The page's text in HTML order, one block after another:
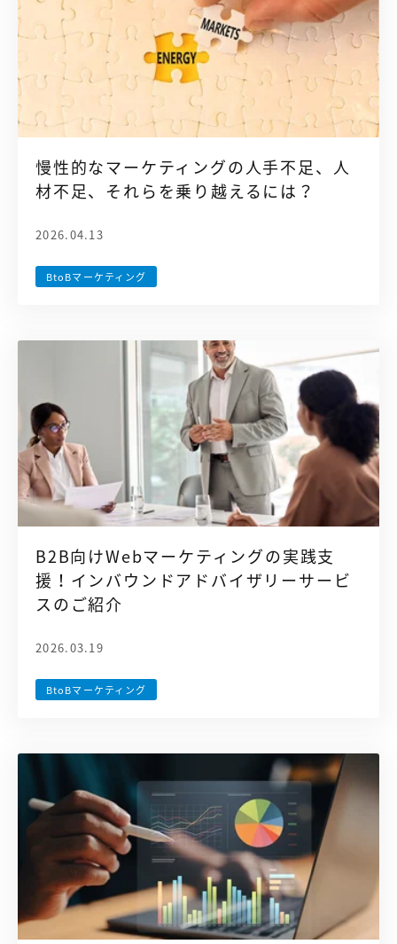
慢性的なマーケティングの人手不足、人
材不足、それらを乗り越えるには？
2026.04.13
BtoBマーケティング
B2B向けWebマーケティングの実践支
援！インバウンドアドバイザリーサービ
スのご紹介
2026.03.19
BtoBマーケティング